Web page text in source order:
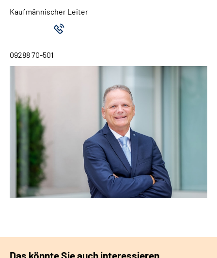
Kaufmännischer Leiter
09288 70-501
Das könnte Sie auch interessieren